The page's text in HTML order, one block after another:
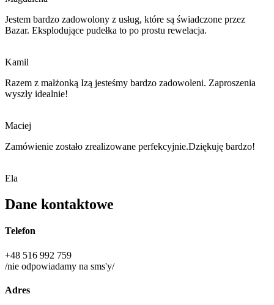
Jestem bardzo zadowolony z usług, które są świadczone przez
Bazar. Eksplodujące pudełka to po prostu rewelacja.
Kamil
Razem z małżonką Izą jesteśmy bardzo zadowoleni. Zaproszenia
wyszły idealnie!
Maciej
Zamówienie zostało zrealizowane perfekcyjnie.Dziękuję bardzo!
Ela
Dane kontaktowe
Telefon
+48 516 992 759
/nie odpowiadamy na sms'y/
Adres